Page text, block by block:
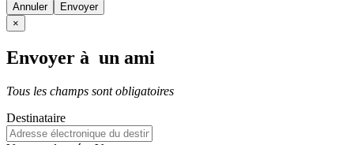
Annuler
×
Envoyer à un ami
Tous les champs sont obligatoires
Destinataire